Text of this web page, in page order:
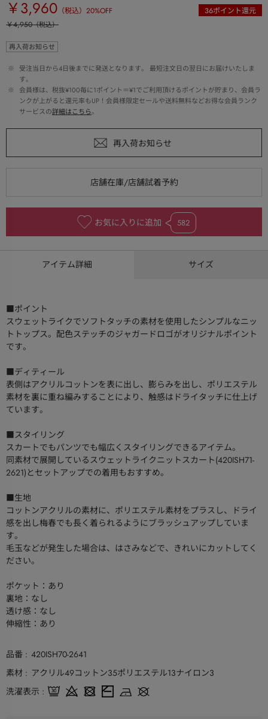
￥3,960 （税込） 20%OFF 36ポイント還元
￥4,950（税込）
再入荷お知らせ
※
受注当日から4日後までに発送となります。 最短注文日の翌日にお届けいたしま
す。
※
会員様は、税抜¥100毎に1ポイント＝¥1でご利用頂けるポイントが貯まり、会員ラ
ンクが上がると還元率もUP！会員様限定セールや送料無料などお得な会員ランク
サービスの詳細はこちら。
お気に入りに追加 582
アイテム詳細 サイズ
■ポイント
スウェットライクでソフトタッチの素材を使用したシンプルなニッ
トトップス。配色ステッチのジャガードロゴがオリジナルポイント
です。
■ディティール
表側はアクリルコットンを表に出し、膨らみを出し、ポリエステル
素材を裏に重ね編みすることにより、触感はドライタッチに仕上げ
ています。
■スタイリング
スカートでもパンツでも幅広くスタイリングできるアイテム。
同素材で展開しているスウェットライクニットスカート(420ISH71-
2621)とセットアップでの着用もおすすめ。
■生地
コットンアクリルの素材に、ポリエステル素材をプラスし、ドライ
感を出し梅春でも長く着られるようにブラッシュアップしていま
す。
毛玉などが発生した場合は、はさみなどで、きれいにカットしてく
ださい。
ポケット：あり
裏地：なし
透け感：なし
伸縮性：あり
品番
420ISH70-2641
素材
アクリル49コットン35ポリエステル13ナイロン3
洗濯表示